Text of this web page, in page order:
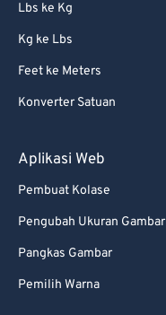
Lbs ke Kg
Kg ke Lbs
Feet ke Meters
Konverter Satuan
Aplikasi Web
Pembuat Kolase
Pengubah Ukuran Gambar
Pangkas Gambar
Pemilih Warna